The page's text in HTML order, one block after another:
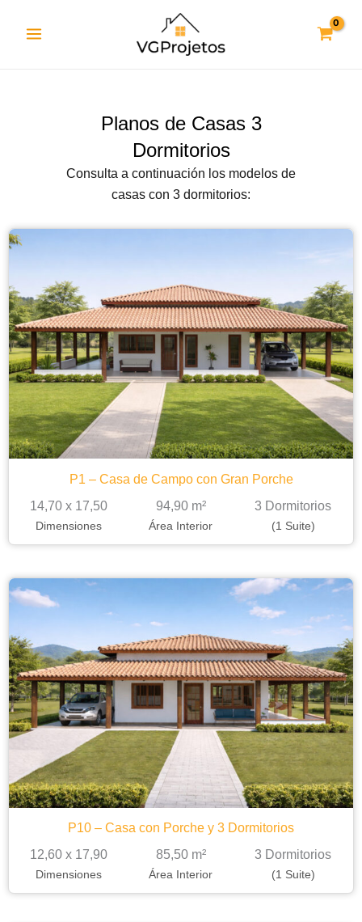
Planos de Casas 3
Dormitorios
Consulta a continuación los modelos de
casas con 3 dormitorios:
P1 – Casa de Campo con Gran Porche
14,70 x 17,50
Dimensiones
94,90 m²
Área Interior
3 Dormitorios
(1 Suite)
P10 – Casa con Porche y 3 Dormitorios
12,60 x 17,90
Dimensiones
85,50 m²
Área Interior
3 Dormitorios
(1 Suite)